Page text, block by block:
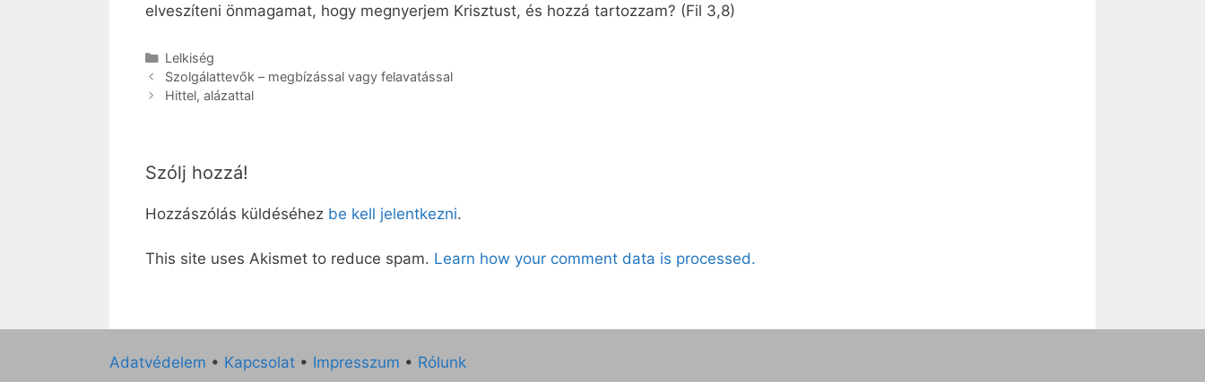
elveszíteni önmagamat, hogy megnyerjem Krisztust, és hozzá tartozzam? (Fil 3,8)
Kategória
Lelkiség
Szolgálattevők – megbízással vagy felavatással
Hittel, alázattal
Szólj hozzá!
Hozzászólás küldéséhez be kell jelentkezni.
This site uses Akismet to reduce spam. Learn how your comment data is processed.
Adatvédelem • Kapcsolat • Impresszum • Rólunk